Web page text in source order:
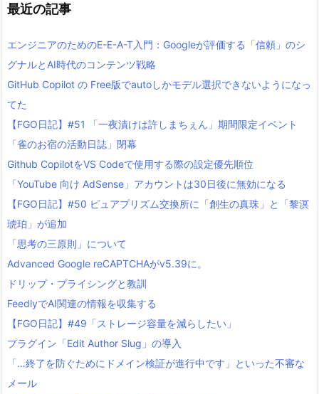
最近の記事
エンジニアのためのE-E-A-T入門：Googleが評価する「信頼」のシ
グナルとAI時代のコンテンツ戦略
GitHub Copilot の Free版でautoしかモデル選択できないようになっ
てた
【FGO日記】#51 「一夜漬けは許しまちぇん」期間限定イベント
「雀のお宿の活動日誌」閉幕
Github CopilotをVS Codeで使用する際の設定優先順位
「YouTube 向け AdSense」アカウントは30日後に無効になる
【FGO日記】#50 ピュアプリズム交換所に「創生の真珠」と「黎溟
琥珀」が追加
「思考の三原則」について
Advanced Google reCAPTCHAがv5.39に。
ドリップ・プライシングと教訓
FeedlyでAI関連の情報を収集する
【FGO日記】#49「ストレージ容量を減らしたい」
プラグイン「Edit Author Slug」の導入
「…終了を防ぐためにドメイン検証が進行中です」といった不審な
メール